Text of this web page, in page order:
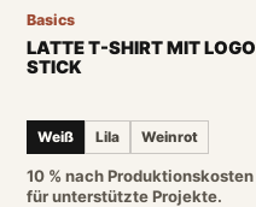
Basics
LATTE T-SHIRT MIT LOGO
STICK
Weiß Lila Weinrot
10 % nach Produktionskosten
für unterstützte Projekte.